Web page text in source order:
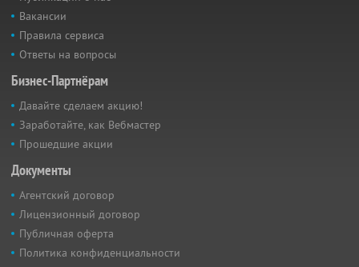
Вакансии
Правила сервиса
Ответы на вопросы
Бизнес-Партнёрам
Давайте сделаем акцию!
Заработайте, как Вебмастер
Прошедшие акции
Документы
Агентский договор
Лицензионный договор
Публичная оферта
Политика конфиденциальности